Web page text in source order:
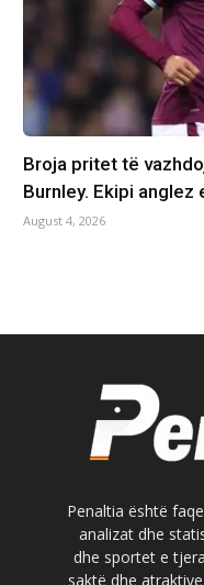
Broja pritet të
Burnley. Ekipi
August 4, 2026
Penaltia është
analizat dhe
dhe sportet e
saktë dhe